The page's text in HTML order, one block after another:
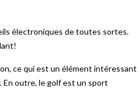
électroniques de toutes sortes.
ce qui est un élément intéressant
En outre, le golf est un sport